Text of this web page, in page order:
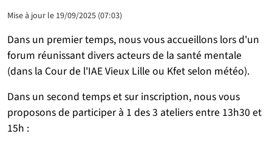
Mise à jour le 19/09/2025 (07:03)
Dans un premier temps, nous vous accueillons lors d'un
forum réunissant divers acteurs de la santé mentale
(dans la Cour de l'IAE Vieux Lille ou Kfet selon météo).
Dans un second temps et sur inscription, nous vous
proposons de participer à 1 des 3 ateliers entre 13h30 et
15h :